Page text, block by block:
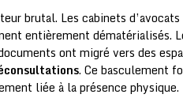
brutal. Les cabinets
entièrement dématérialisés.
ont migré vers des
. Ce basculement
liée à la présence physique.